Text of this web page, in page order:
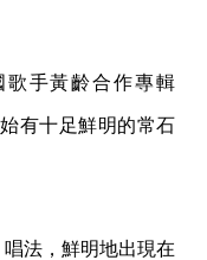
歌手黃齡合作專輯
有十足鮮明的常石
法，鮮明地出現在